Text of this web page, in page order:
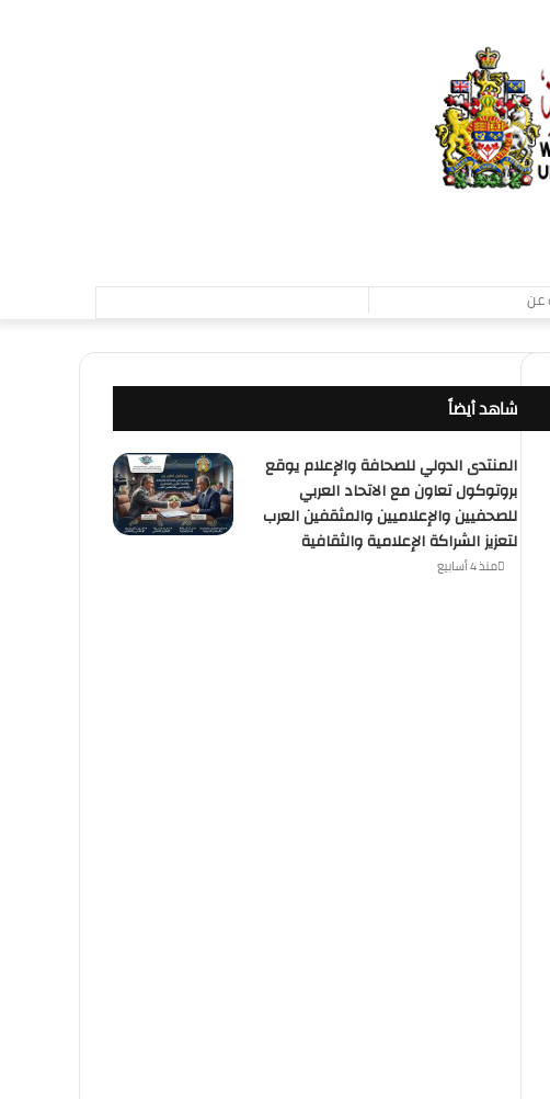
شاهد أيضاً
إغلاق
المنتدى الدولي للصحافة والإعلام يوقع
بروتوكول تعاون مع الاتحاد العربي
للصحفيين والإعلاميين والمثقفين العرب
لتعزيز الشراكة الإعلامية والثقافية
منذ 4 أسابيع